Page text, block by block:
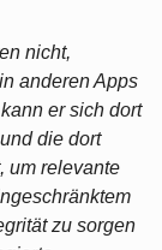
nicht,
anderen Apps
er sich dort
die dort
um relevante
zu sorgen